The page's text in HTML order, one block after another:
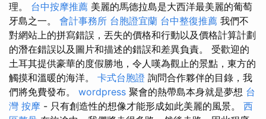
理。 台中按摩推薦 美麗的馬德拉島是大西洋最美麗的葡萄
牙島之一。 會計事務所 台胞證宜蘭 台中整復推薦 我們不
對網站上的拼寫錯誤，丟失的價格和行動以及價格計算計劃
的潛在錯誤以及圖片和描述的錯誤和差異負責。 受歡迎的
土耳其提供豪華的度假勝地，令人嘆為觀止的景點，東方的
觸摸和溫暖的海洋。 卡式台胞證 詢問合作夥伴的目錄，我
們將免費發布。 wordpress 聚會的熱帶島本身就是夢想 台
灣 按摩 - 只有創造性的想像才能形成如此美麗的風景。 西